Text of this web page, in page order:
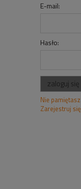
E-mail:
Hasło:
zaloguj się
Nie pamiętasz
Zarejestruj się